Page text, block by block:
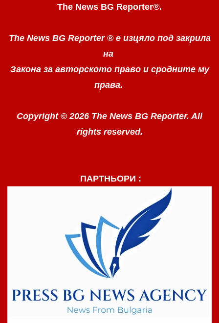
The News BG Reporter®.
The News BG Reporter ® е изцяло под закрила
на
Закона за авторското право и сродните му
права.
Copyright © 2026 The News BG Reporter. All
rights reserved.
ПАРТНЬОРИ :